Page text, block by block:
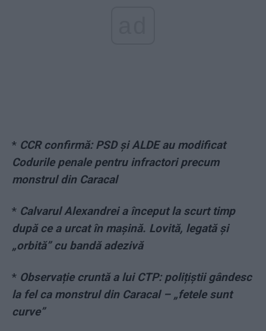
* CCR confirmă: PSD și ALDE au modificat
Codurile penale pentru infractori precum
monstrul din Caracal
* Calvarul Alexandrei a început la scurt timp
după ce a urcat în mașină. Lovită, legată și
„orbită” cu bandă adezivă
* Observație cruntă a lui CTP: polițiștii gândesc
la fel ca monstrul din Caracal – „fetele sunt
curve”